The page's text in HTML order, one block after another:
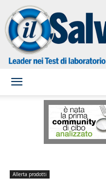
Allerta prodotti